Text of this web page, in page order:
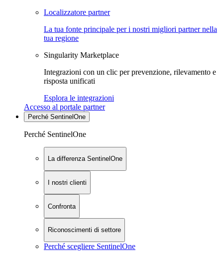
Localizzatore partner
La tua fonte principale per i nostri migliori partner nella
tua regione
Singularity Marketplace
Integrazioni con un clic per prevenzione, rilevamento e
risposta unificati
Esplora le integrazioni
Accesso al portale partner
Perché SentinelOne
Perché SentinelOne
La differenza SentinelOne
I nostri clienti
Confronta
Riconoscimenti di settore
Perché scegliere SentinelOne